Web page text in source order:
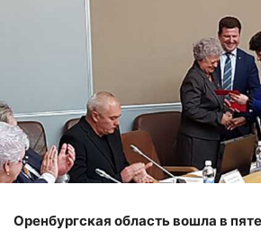
Оренбургская область вошла в